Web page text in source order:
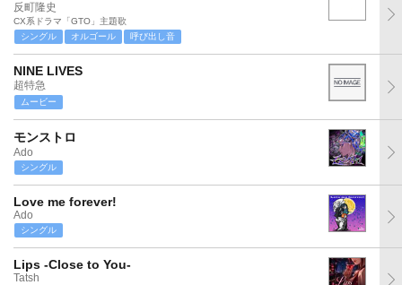
反町隆史
CX系ドラマ「GTO」主題歌
シングル
オルゴール 呼び出し音
NINE LIVES
超特急
ムービー
モンストロ
Ado
シングル
Love me forever!
Ado
シングル
Lips -Close to You-
Tatsh